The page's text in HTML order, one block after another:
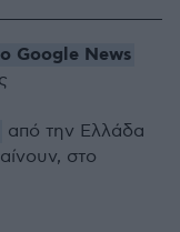
Google News
από την Ελλάδα
στο